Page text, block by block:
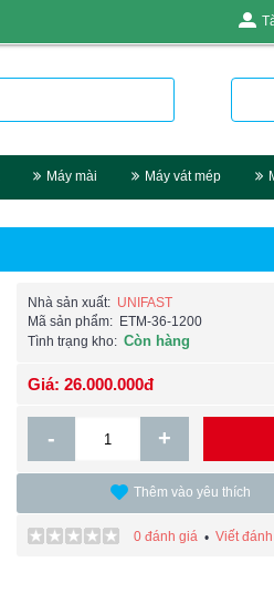
Máy mài Máy vát mép
Nhà sản xuất: UNIFAST
Mã sản phẩm:
ETM-36-1200
Tình trạng kho: Còn hàng
Giá: 26.000.000đ
- +
Thêm vào yêu thích
0 đánh giá• Viết